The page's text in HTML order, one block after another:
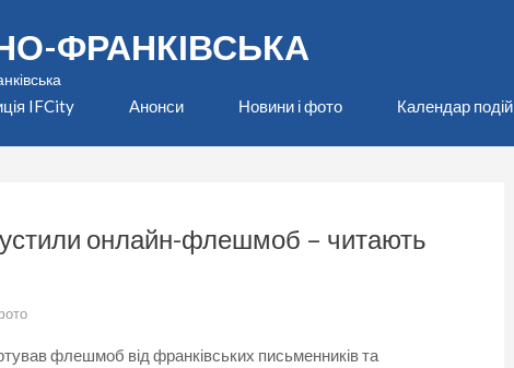
ФРАНКІВСЬКА
IFCity Анонси Новини і фото Календар подій
онлайн-флешмоб – читають
флешмоб від франківських письменників та